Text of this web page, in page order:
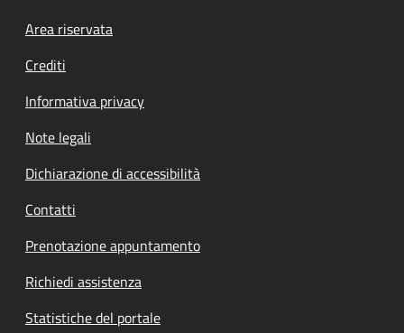
Footer menu
Area riservata
Crediti
Informativa privacy
Note legali
Dichiarazione di accessibilità
Contatti
Prenotazione appuntamento
Richiedi assistenza
Statistiche del portale